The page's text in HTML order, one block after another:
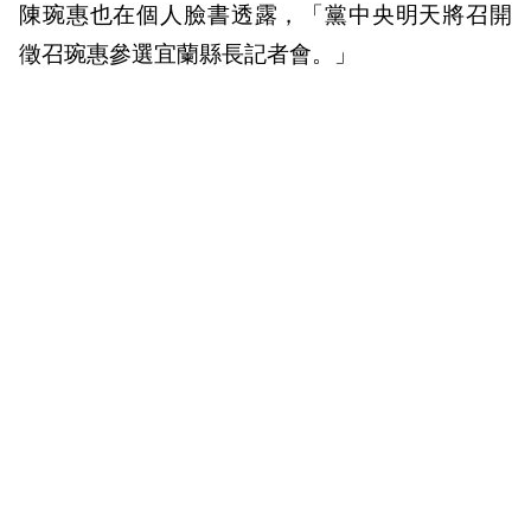
陳琬惠也在個人臉書透露，「黨中央明天將召開
徵召琬惠參選宜蘭縣長記者會。」